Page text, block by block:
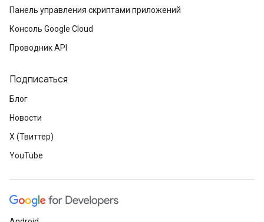
Панель управления скриптами приложений
Консоль Google Cloud
Проводник API
Подписаться
Блог
Новости
X (Твиттер)
YouTube